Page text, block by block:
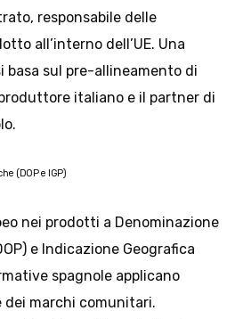
responsabile delle
all’interno dell’UE. Una
basa sul pre-allineamento di
italiano e il partner di
(DOP e IGP)
nei prodotti a Denominazione
e Indicazione Geografica
spagnole applicano
marchi comunitari.